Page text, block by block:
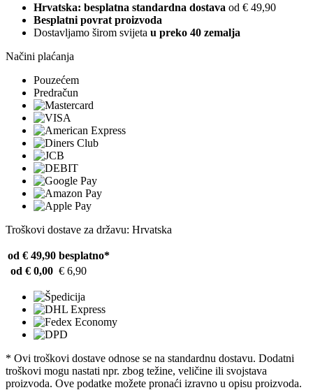
Hrvatska: besplatna standardna dostava od € 49,90
Besplatni povrat proizvoda
Dostavljamo širom svijeta u preko 40 zemalja
Načini plaćanja
Pouzećem
Predračun
Troškovi dostave za državu: Hrvatska
od € 49,90 besplatno*
od € 0,00 € 6,90
* Ovi troškovi dostave odnose se na standardnu ​​dostavu. Dodatni
troškovi mogu nastati npr. zbog težine, veličine ili svojstava
proizvoda. Ove podatke možete pronaći izravno u opisu proizvoda.